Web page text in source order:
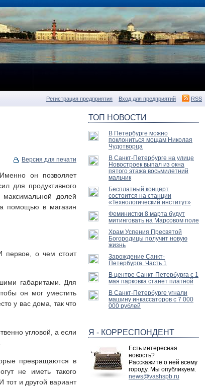
Регистрация предприятия Вход для предприятий RSS
Версия для печати
он позволяет
для продуктивного
долей
помощью в магазин
первое, о чем стоит
габаритами. Для
он мог уместить
у вас дома, так что
угловой, а если
превращаются в
не иметь такого
и другой вариант
ТОП НОВОСТИ
В Петербурге можно
поклониться мощам Николая
Чудотворца
В Санкт-Петербурге на улице
Новостроек выпал из окна
пятого этажа восьмилетний
мальчик
Бесплатный концерт
состоится на станции
«Технологический институт»
Феминистки 8 марта будут
митинговать на Марсовом поле
Храм Успения Пресвятой
Богородицы получит новую
жизнь
Зарождение Санкт-
Петербурга. Часть 1
В центре Санкт-Петербурга с 1
мая парковка станет платной
В Санкт-Петербурге угнали
машину инкассаторов с 7 000
000 рублей
Я - КОРРЕСПОНДЕНТ
Есть интересная
новость?
Расскажите о ней всему
городу. Мы опубликуем.
news@vashspb.ru